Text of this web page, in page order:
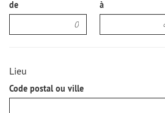
de à
Lieu
Code postal ou ville